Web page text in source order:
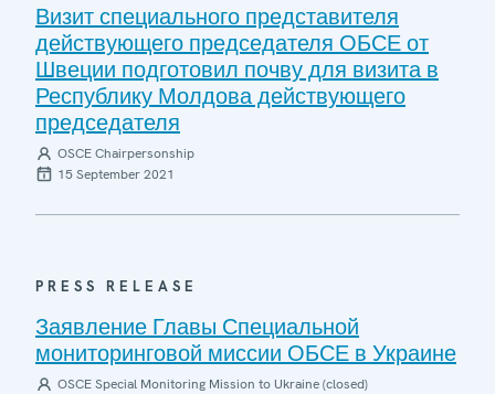
Визит специального представителя
действующего председателя ОБСЕ от
Швеции подготовил почву для визита в
Республику Молдова действующего
председателя
OSCE Chairpersonship
15 September 2021
PRESS RELEASE
Заявление Главы Специальной
мониторинговой миссии ОБСЕ в Украине
OSCE Special Monitoring Mission to Ukraine (closed)